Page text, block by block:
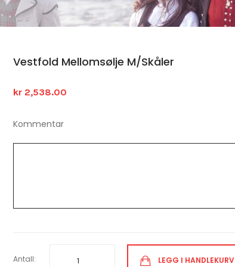
Vestfold Mellomsølje M/skåler
kr 2,538.00
Kommentar
Antall: LEGG I HANDLEKURV